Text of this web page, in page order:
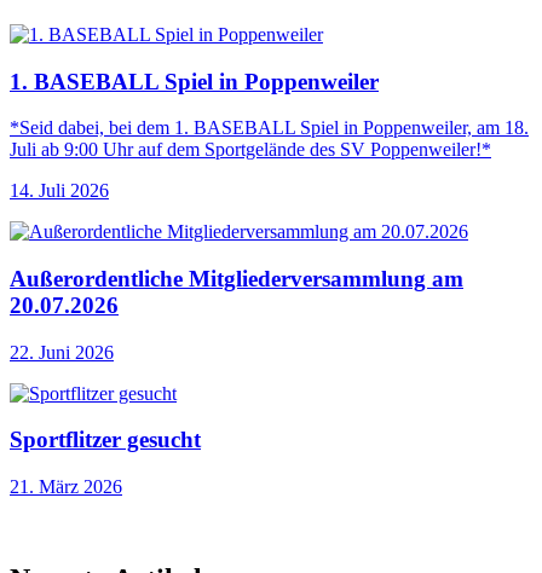
1. BASEBALL Spiel in Poppenweiler
*Seid dabei, bei dem 1. BASEBALL Spiel in Poppenweiler, am 18.
Juli ab 9:00 Uhr auf dem Sportgelände des SV Poppenweiler!*
14. Juli 2026
Außerordentliche Mitgliederversammlung am
20.07.2026
22. Juni 2026
Sportflitzer gesucht
21. März 2026